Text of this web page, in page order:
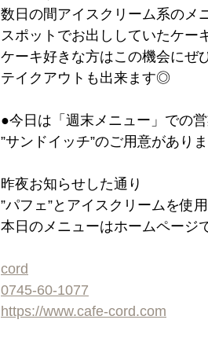
数日の間アイスクリーム系のメ
スポットでお出ししていたケー
ケーキ好きな方はこの機会にぜ
テイクアウトも出来ます◎
●今日は「週末メニュー」での営
”サンドイッチ”のご用意がありま
昨夜お知らせした通り
”パフェ”とアイスクリームを使
本日のメニューはホームページ
cord
0745-60-1077
https://www.cafe-cord.com